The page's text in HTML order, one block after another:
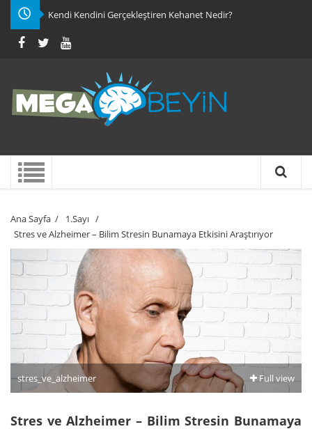
Kendi Kendini Gerçekleştiren Kehanet Nedir?
Ana Sayfa / 1.Sayı /
Stres ve Alzheimer – Bilim Stresin Bunamaya Etkisini Araştırıyor
stres_ve_alzheimer Full view
Stres ve Alzheimer – Bilim Stresin Bunamaya